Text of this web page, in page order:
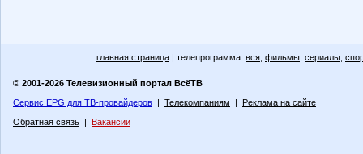
главная страница | телепрограмма: вся фильмы сериалы
© 2001-2026 Телевизионный портал ВсёТВ
Сервис EPG для ТВ-провайдеров | Телекомпаниям | Реклама на сайте
Обратная связь | Вакансии